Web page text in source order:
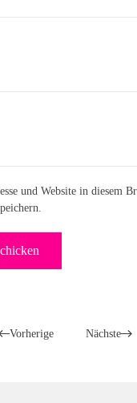
und Website in diesem
Vorherige Nächste